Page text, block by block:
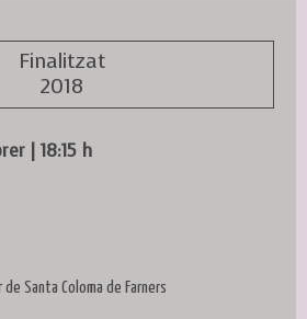
Finalitzat
2018
| 18:15 h
Santa Coloma de Farners